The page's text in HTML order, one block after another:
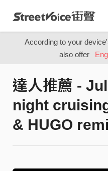
According to your
also offer
達人推薦 -
night
& HUGO